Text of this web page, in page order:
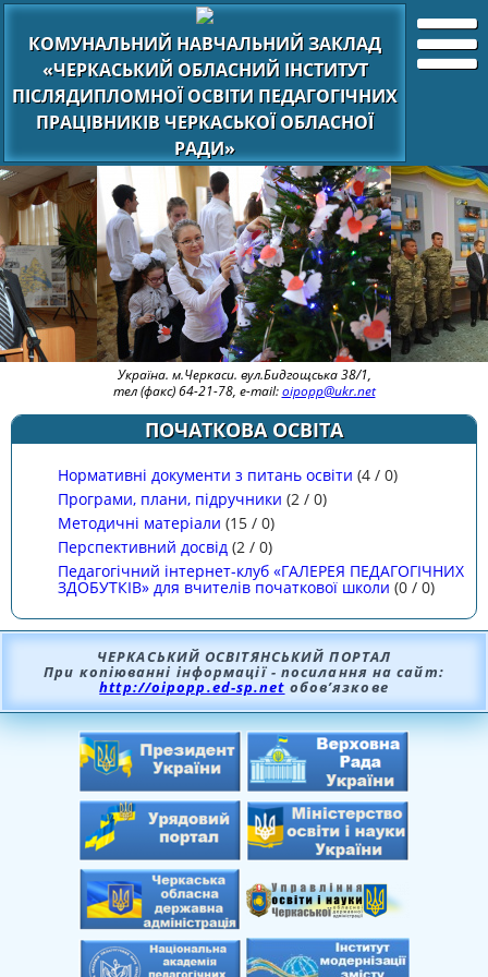
КОМУНАЛЬНИЙ НАВЧАЛЬНИЙ ЗАКЛАД
«ЧЕРКАСЬКИЙ ОБЛАСНИЙ ІНСТИТУТ
ПІСЛЯДИПЛОМНОЇ ОСВІТИ ПЕДАГОГІЧНИХ
ПРАЦІВНИКІВ ЧЕРКАСЬКОЇ ОБЛАСНОЇ
РАДИ»
Україна. м.Черкаси. вул.Бидгощська 38/1,
тел (факс) 64-21-78, e-mail:oipopp@ukr.net
ПОЧАТКОВА ОСВІТА
Нормативні документи з питань освіти (4 / 0)
Програми, плани, підручники (2 / 0)
Методичні матеріали (15 / 0)
Перспективний досвід (2 / 0)
Педагогічний інтернет-клуб «ГАЛЕРЕЯ ПЕДАГОГІЧНИХ
ЗДОБУТКІВ» для вчителів початкової школи (0 / 0)
ЧЕРКАСЬКИЙ ОСВІТЯНСЬКИЙ ПОРТАЛ
При копіюванні інформації - посилання на сайт:
http://oipopp.ed-sp.net обов’язкове